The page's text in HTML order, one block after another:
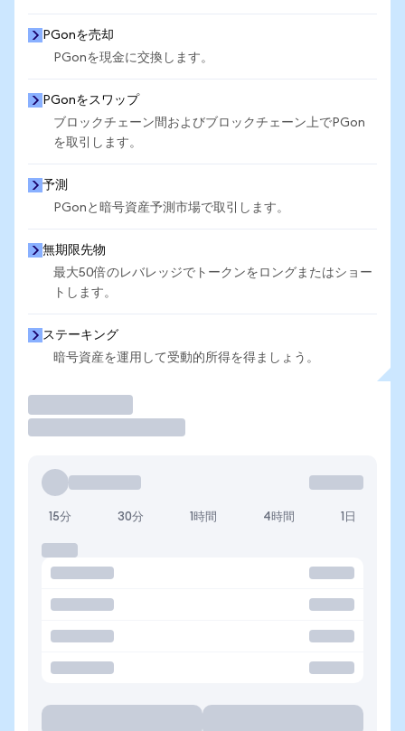
PGonを売却
PGonを現金に交換します。
PGonをスワップ
ブロックチェーン間およびブロックチェーン上でPGon
を取引します。
予測
PGonと暗号資産予測市場で取引します。
無期限先物
最大50倍のレバレッジでトークンをロングまたはショー
トします。
ステーキング
暗号資産を運用して受動的所得を得ましょう。
15分 30分 1時間 4時間 1日